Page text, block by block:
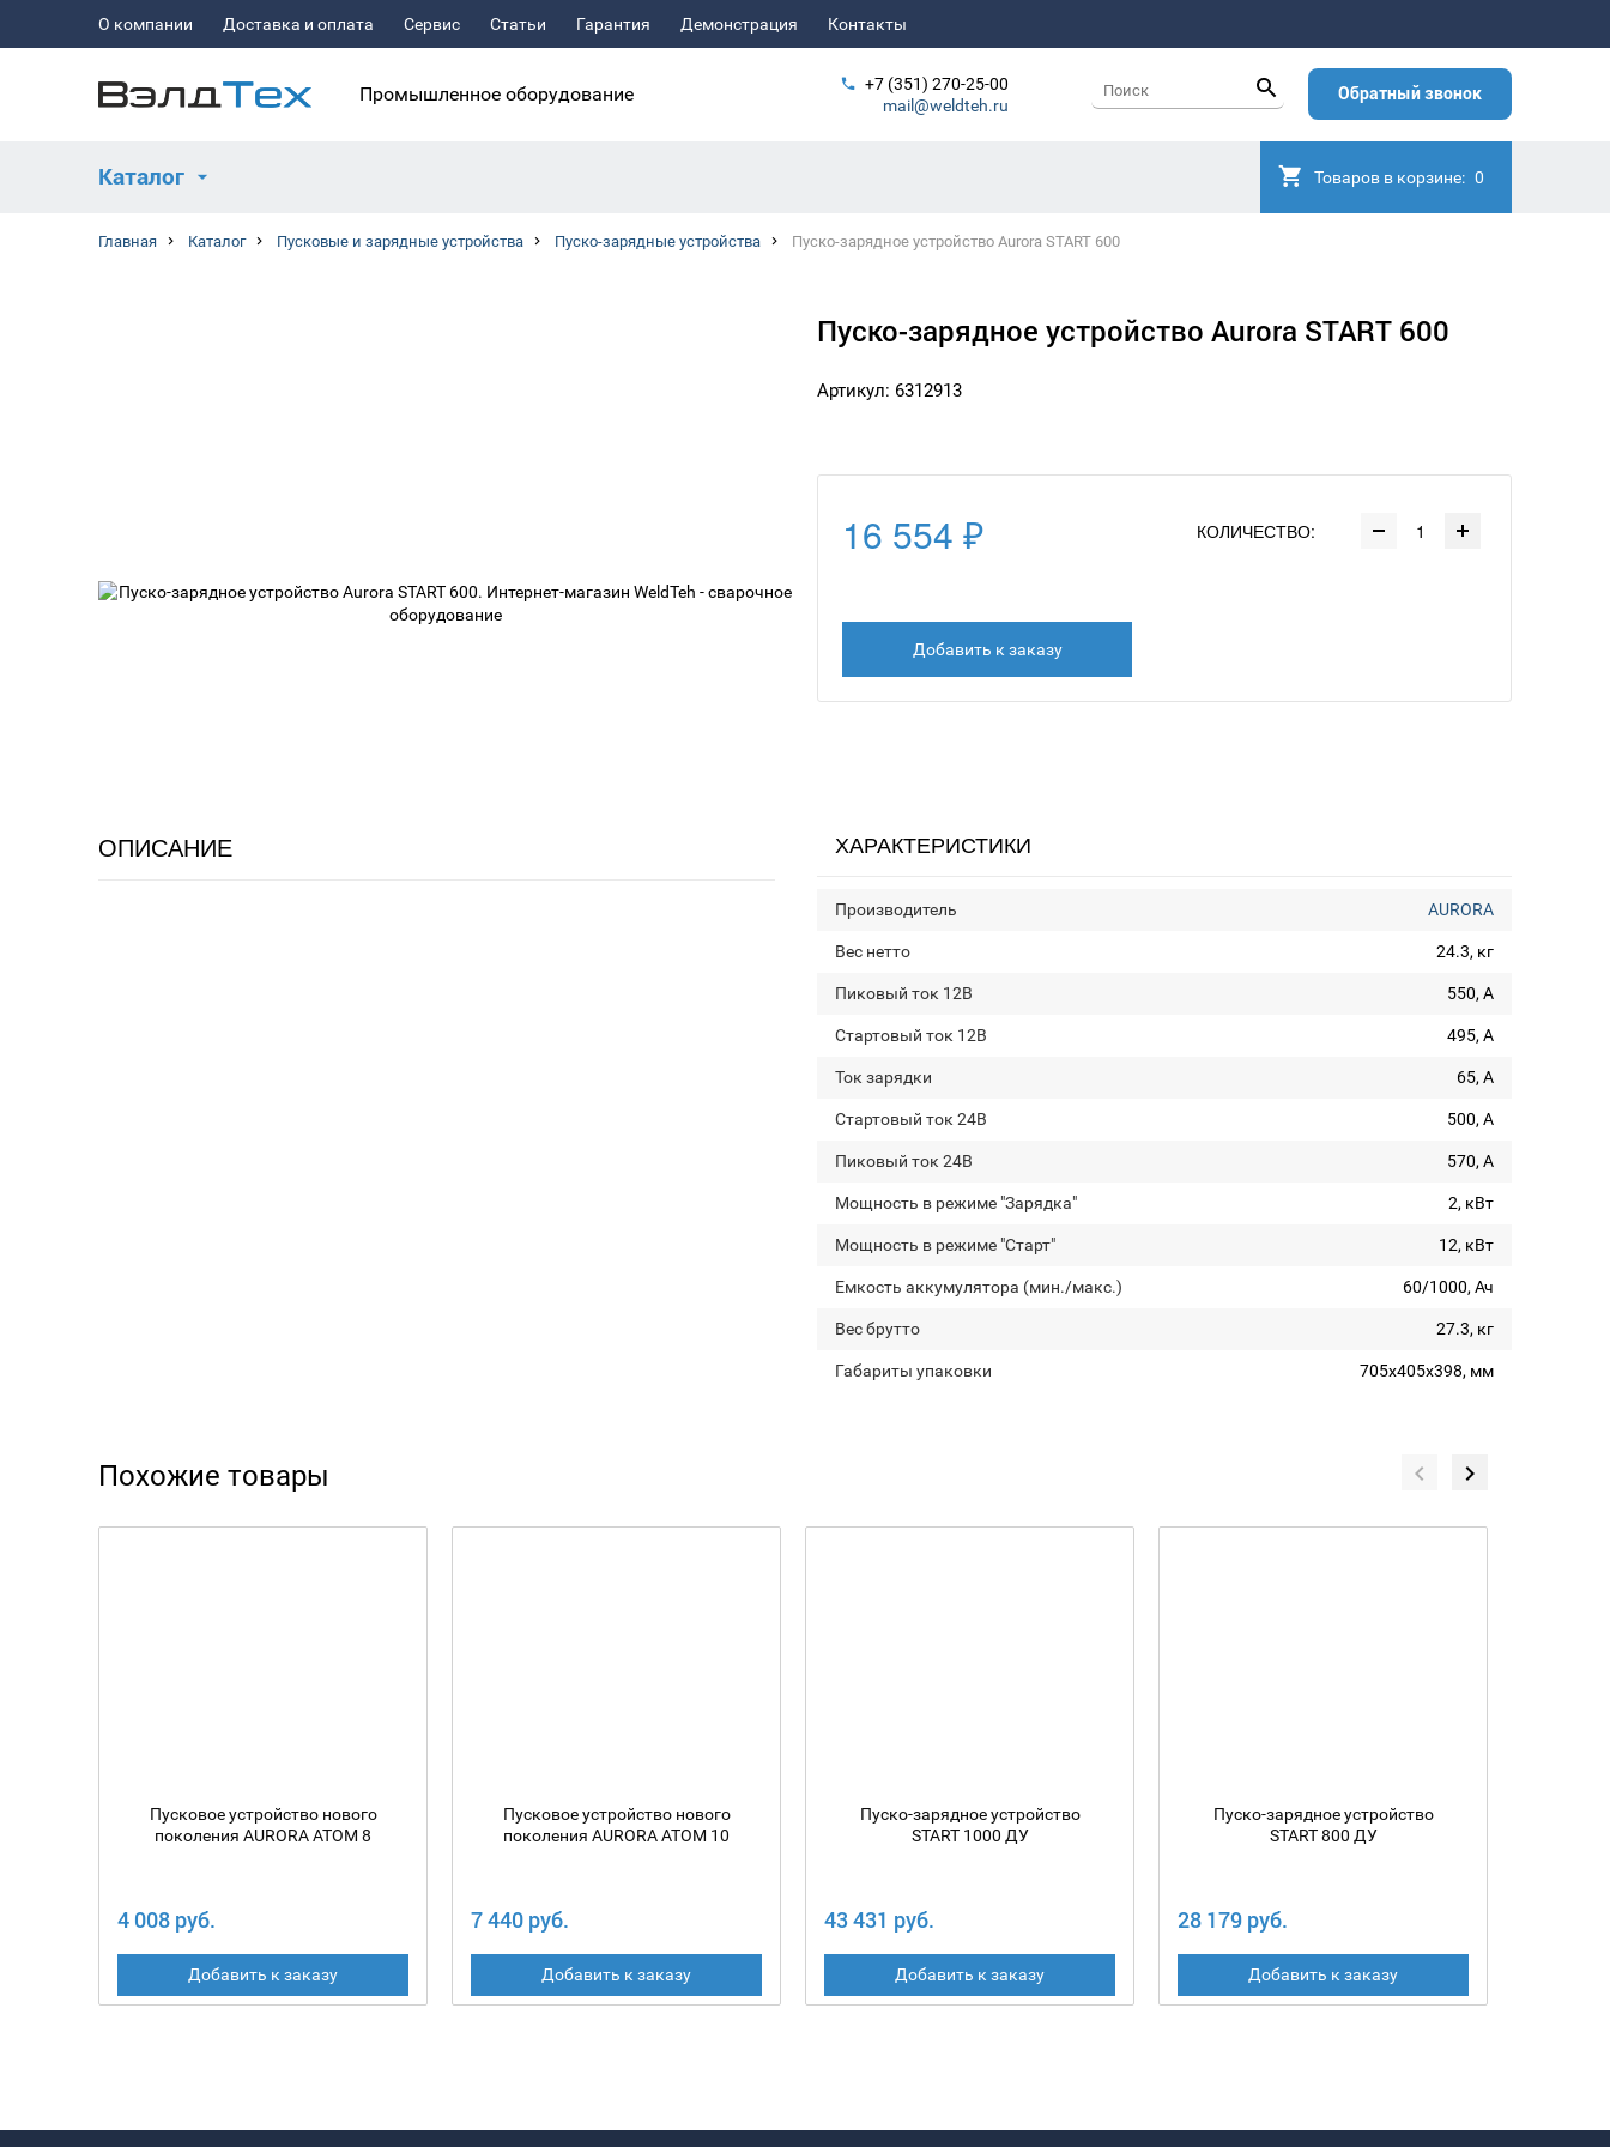
О компании Доставка и оплата Сервис Статьи Гарантия Демонстрация Контакты
Промышленное оборудование
+7 (351) 270-25-00
mail@weldteh.ru
Обратный звонок
Каталог Товаров в корзине: 0
Главная Каталог Пусковые и зарядные устройства Пуско-зарядные устройства Пуско-зарядное устройство Aurora START 600
Пуско-зарядное устройство Aurora START 600
Артикул: 6312913
16 554 ₽ КОЛИЧЕСТВО:
Добавить к заказу
ОПИСАНИЕ ХАРАКТЕРИСТИКИ
Производитель AURORA
Вес нетто 24.3, кг
Пиковый ток 12В 550, А
Стартовый ток 12В 495, А
Ток зарядки 65, А
Стартовый ток 24В 500, А
Пиковый ток 24В 570, А
Мощность в режиме "Зарядка" 2, кВт
Мощность в режиме "Старт" 12, кВт
Емкость аккумулятора (мин./макс.) 60/1000, Ач
Вес брутто 27.3, кг
Габариты упаковки 705х405х398, мм
Похожие товары
Пусковое устройство нового
поколения AURORA ATOM 8
4 008 руб.
Добавить к заказу
Пусковое устройство нового
поколения AURORA ATOM 10
7 440 руб.
Добавить к заказу
Пуско-зарядное устройство
START 1000 ДУ
43 431 руб.
Добавить к заказу
Пуско-зарядное устройство
START 800 ДУ
28 179 руб.
Добавить к заказу